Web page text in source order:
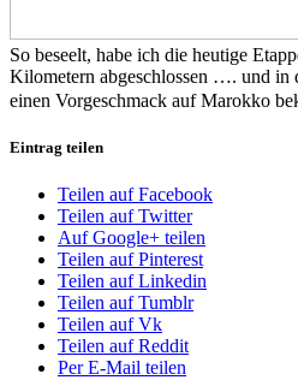
So beseelt, habe ich die heutige
Kilometern abgeschlossen …. und in
einen Vorgeschmack auf Marokko
Eintrag teilen
Teilen auf Facebook
Teilen auf Twitter
Auf Google+ teilen
Teilen auf Pinterest
Teilen auf Linkedin
Teilen auf Tumblr
Teilen auf Vk
Teilen auf Reddit
Per E-Mail teilen